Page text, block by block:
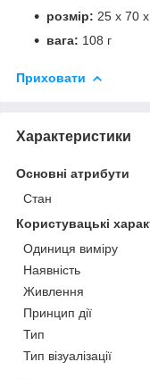
розмір: 25 x 70
вага: 108 г
Приховати
Характеристики
Основні атрибути
Стан
Користувацькі
Одиниця виміру
Наявність
Живлення
Принцип дії
Тип
Тип візуалізації